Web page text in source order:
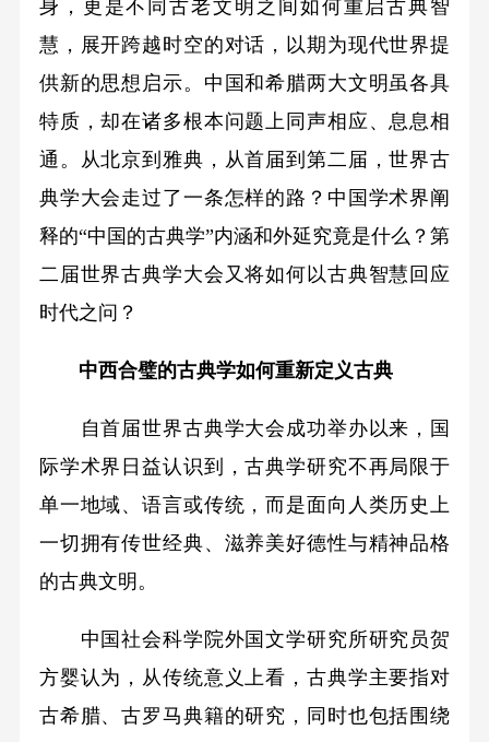
身，更是不同古老文明之间如何重启古典智
慧，展开跨越时空的对话，以期为现代世界提
供新的思想启示。中国和希腊两大文明虽各具
特质，却在诸多根本问题上同声相应、息息相
通。从北京到雅典，从首届到第二届，世界古
典学大会走过了一条怎样的路？中国学术界阐
释的“中国的古典学”内涵和外延究竟是什么？第
二届世界古典学大会又将如何以古典智慧回应
时代之问？
中西合璧的古典学如何重新定义古典
自首届世界古典学大会成功举办以来，国
际学术界日益认识到，古典学研究不再局限于
单一地域、语言或传统，而是面向人类历史上
一切拥有传世经典、滋养美好德性与精神品格
的古典文明。
中国社会科学院外国文学研究所研究员贺
方婴认为，从传统意义上看，古典学主要指对
古希腊、古罗马典籍的研究，同时也包括围绕